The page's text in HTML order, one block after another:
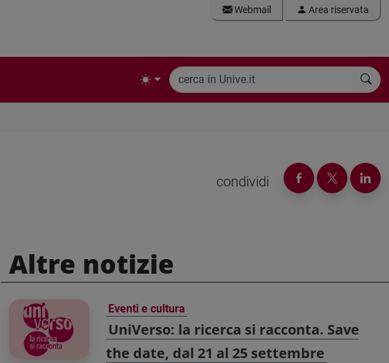
Webmail Area riservata
condividi
Altre notizie
Eventi e cultura
UniVerso: la ricerca si racconta. Save
the date, dal 21 al 25 settembre